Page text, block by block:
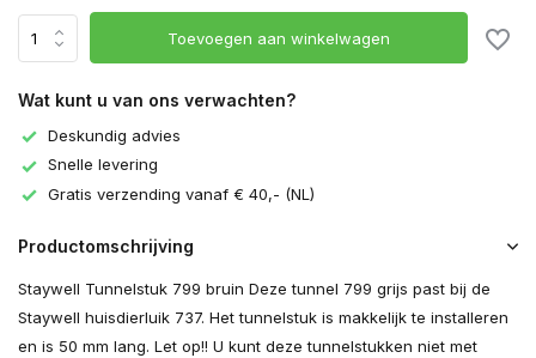
Toevoegen aan winkelwagen
Wat kunt u van ons verwachten?
Deskundig advies
Snelle levering
Gratis verzending vanaf € 40,- (NL)
Productomschrijving
Staywell Tunnelstuk 799 bruin Deze tunnel 799 grijs past bij de
Staywell huisdierluik 737. Het tunnelstuk is makkelijk te installeren
en is 50 mm lang. Let op!! U kunt deze tunnelstukken niet met